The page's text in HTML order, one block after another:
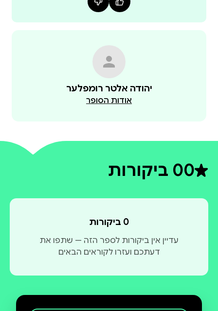
יהודה אלטר רומפלער
אודות הסופר
0דירוג ממוצע 0 מתוך 5
0 ביקורות
0 ביקורות
עדיין אין ביקורות לספר הזה — שתפו את
דעתכם ועזרו לקוראים הבאים